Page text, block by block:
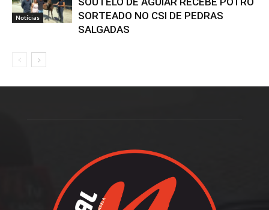
Notícias
SORTEADO NO CSI DE PEDRAS
SALGADAS